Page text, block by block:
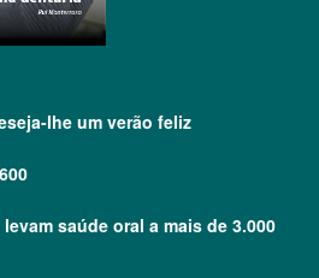
lhe um verão feliz
saúde oral a mais de 3.000